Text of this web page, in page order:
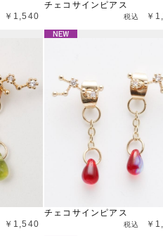
￥1,540
チェコサインピアス
￥
￥1,540
チェコサインピアス
￥